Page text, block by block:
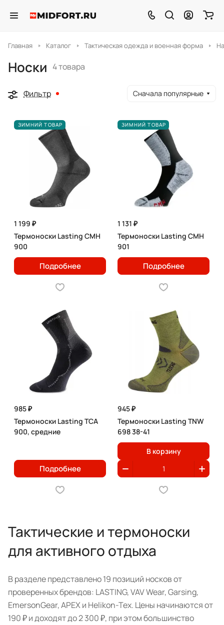
Главная Каталог Тактическая одежда и военная форма
Носки 4 товара
Фильтр Сначала популярные
ЗИМНИЙ ТОВАР
1 199 ₽
Термоноски Lasting CMH
900
Подробнее
ЗИМНИЙ ТОВАР
1 131 ₽
Термоноски Lasting CMH
901
Подробнее
985 ₽
Термоноски Lasting TCA
900, средние
Подробнее
945 ₽
Термоноски Lasting TNW
698 38-41
В корзину
Тактические и термоноски
для активного отдыха
В разделе представлено 19 позиций носков от
проверенных брендов: LASTING, VAV Wear, Garsing,
EmersonGear, APEX и Helikon-Tex. Цены начинаются от
190 ₽ и доходят до 2 300 ₽, при этом большинство